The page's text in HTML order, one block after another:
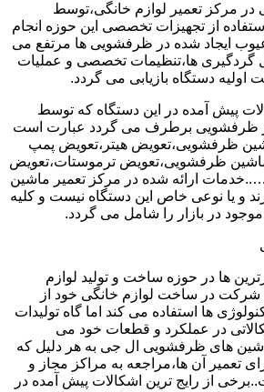
مرکز تعمیر لوازم خانگی،توسط
از تجهیزات تخصصی این حوزه انجام
عیوب ایجاد شده در ظرفشویی ها مرتفع می
گردگیری ها،تنظیمات تخصصی و عملیات
اولیه دستگاه بازیابی می گردد.
پیش آمده در این دستگاه که توسط
ظرفشویی برطرف می گردد عبارت است
ظرفشویی،تعویض هیتر،تعویض پمپ
ظرفشویی،تعویض ترموستات،تعویض
ارائه شده در مرکز تعمیر ماشین
و یا نوعی خاص این دستگاه نیست و کلیه
در بازار را شامل می گردد.
ها در حوزه ساخت و تولید لوازم
شرکت در ساخت لوازم خانگی خود از
ها استفاده می کند اما گاه تولیدات
در عملکرد و قطعات خود می
های ظرفشویی ال جی به هر دلیل که
برای تعمیر آن ها،مراجعه به مراکز مجاز و
از رایج ترین اشکالات پیش آمده در